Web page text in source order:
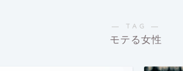
― TAG ―
モテる女性